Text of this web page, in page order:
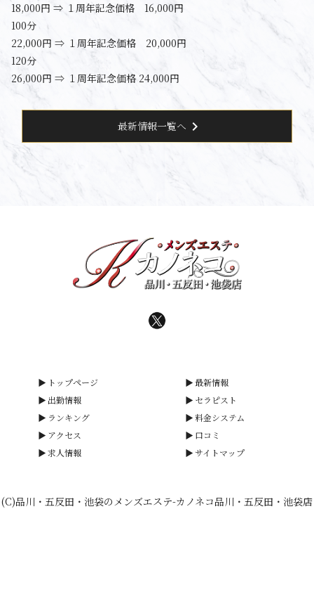
18,000円 ⇒ １周年記念価格 16,000円
100分
22,000円 ⇒ １周年記念価格 20,000円
120分
26,000円 ⇒ １周年記念価格 24,000円
最新情報一覧へ chevron_right
トップページ
最新情報
出勤情報
セラピスト
ランキング
料金システム
アクセス
口コミ
求人情報
サイトマップ
(C)品川・五反田・池袋のメンズエステ-カノネコ品川・五反田・池袋店